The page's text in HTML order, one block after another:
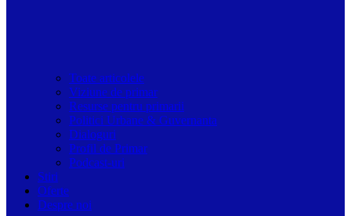
Toate articolele
Viziune de primar
Resurse pentru primarii
Politici Urbane & Guvernanta
Dialoguri
Profil de Primar
Podcast-uri
Stiri
Oferte
Despre noi